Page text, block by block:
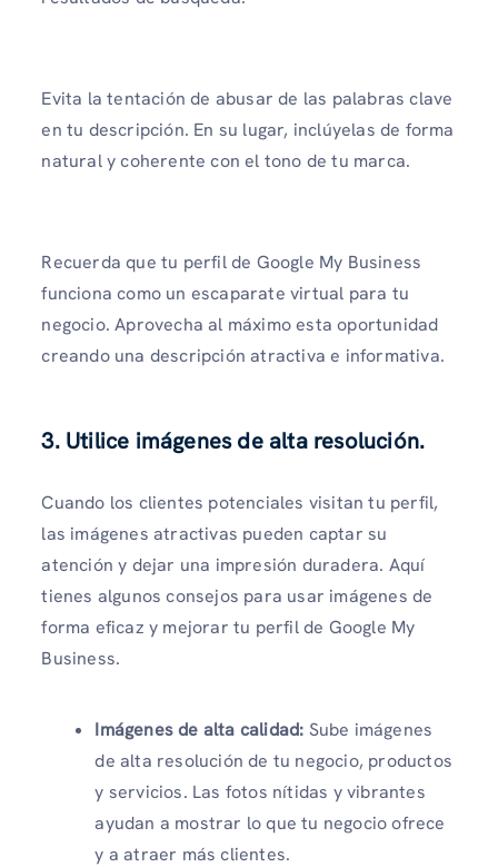
Evita la tentación de abusar de las palabras clave
en tu descripción. En su lugar, inclúyelas de forma
natural y coherente con el tono de tu marca.
Recuerda que tu perfil de Google My Business
funciona como un escaparate virtual para tu
negocio. Aprovecha al máximo esta oportunidad
creando una descripción atractiva e informativa.
3. Utilice imágenes de alta resolución.
Cuando los clientes potenciales visitan tu perfil,
las imágenes atractivas pueden captar su
atención y dejar una impresión duradera. Aquí
tienes algunos consejos para usar imágenes de
forma eficaz y mejorar tu perfil de Google My
Business.
Imágenes de alta calidad: Sube imágenes
de alta resolución de tu negocio, productos
y servicios. Las fotos nítidas y vibrantes
ayudan a mostrar lo que tu negocio ofrece
y a atraer más clientes.